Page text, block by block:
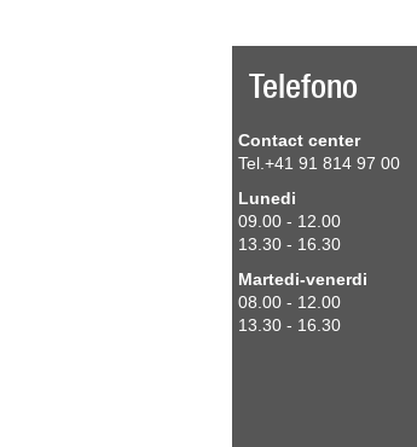
Telefono
Contact center
Tel.+41 91 814 97 00
Lunedi
09.00 - 12.00
13.30 - 16.30
Martedi-venerdi
08.00 - 12.00
13.30 - 16.30